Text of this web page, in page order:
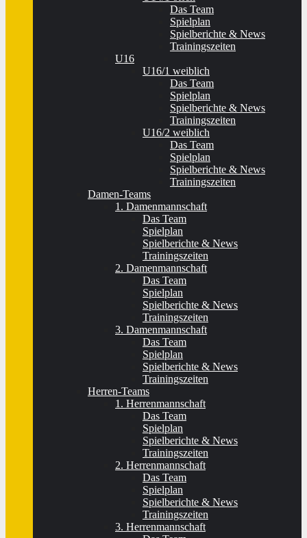
Das Team
Spielplan
Spielberichte & News
Trainingszeiten
U16
U16/1 weiblich
Das Team
Spielplan
Spielberichte & News
Trainingszeiten
U16/2 weiblich
Das Team
Spielplan
Spielberichte & News
Trainingszeiten
Damen-Teams
1. Damenmannschaft
Das Team
Spielplan
Spielberichte & News
Trainingszeiten
2. Damenmannschaft
Das Team
Spielplan
Spielberichte & News
Trainingszeiten
3. Damenmannschaft
Das Team
Spielplan
Spielberichte & News
Trainingszeiten
Herren-Teams
1. Herrenmannschaft
Das Team
Spielplan
Spielberichte & News
Trainingszeiten
2. Herrenmannschaft
Das Team
Spielplan
Spielberichte & News
Trainingszeiten
3. Herrenmannschaft